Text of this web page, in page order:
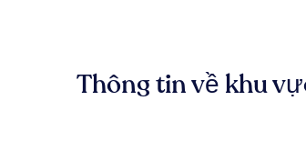
Thông tin về khu